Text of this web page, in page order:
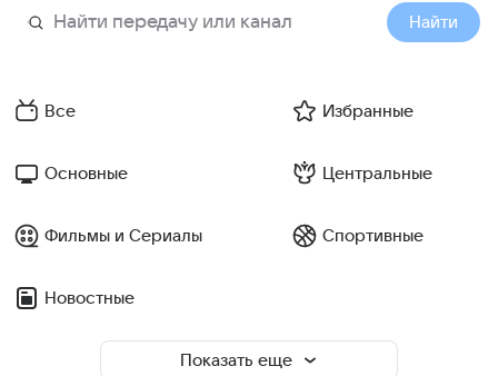
Найти
Все Избранные
Основные Центральные
Фильмы и Сериалы Спортивные
Новостные
Показать еще